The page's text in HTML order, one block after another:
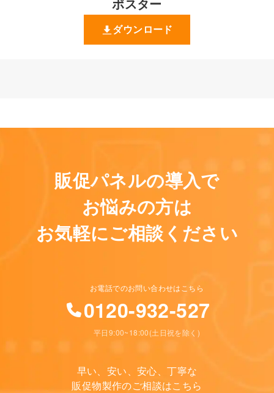
ダウンロード
販促パネルの導入で
お悩みの方は
お気軽にご相談ください
お電話でのお問い合わせはこちら
0120-932-527
平日9:00~18:00(土日祝を除く)
早い、安い、安心、丁寧な
販促物製作のご相談はこちら